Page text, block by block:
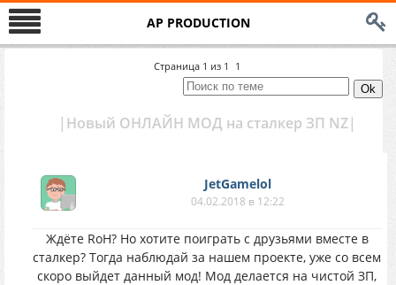
AP PRODUCTION
Страница 1 из 1 1
|Новый ОНЛАЙН МОД на сталкер ЗП NZ|
JetGamelol
04.02.2018 в 12:22
Ждёте RoH? Но хотите поиграть с друзьями вместе в
сталкер? Тогда наблюдай за нашем проекте, уже со всем
скоро выйдет данный мод! Мод делается на чистой ЗП,